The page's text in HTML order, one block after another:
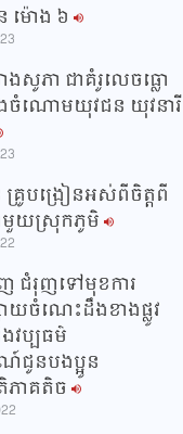
ម៉ោង​ ៦
ងសូភា ជាគំរូលេចធ្លោ
នុងចំណោមយុវជន យុវនារី
គ្រូបង្រៀនអស់ពីចិត្តពី
ាមួយស្រុកភូមិ
ញ ជំរុញទៅមុខការ
ាយចំណេះដឹងខាងផ្លូវ
វប្បធម៌
ណ៍ជូនបងប្អូន
ភាគតិច